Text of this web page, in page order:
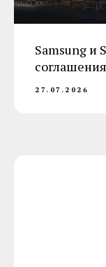
Samsung и
27.07.2026